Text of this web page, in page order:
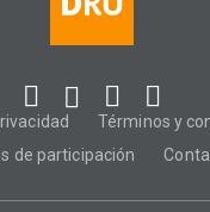
Términos y
de participación